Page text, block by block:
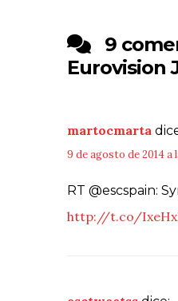
9
Eurovision
martocmarta
9 de agosto de 2014 a
RT @escspain:
http://t.co/